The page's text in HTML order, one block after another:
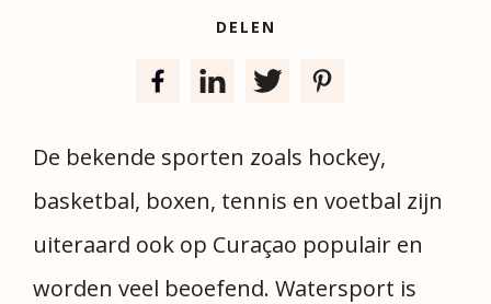
DELEN
De bekende sporten zoals hockey,
basketbal, boxen, tennis en voetbal zijn
uiteraard ook op Curaçao populair en
worden veel beoefend. Watersport is